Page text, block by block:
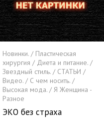
Новинки. / Пластическая
хирургия / Диета и питание. /
Звездный стиль. / СТАТЬИ /
Видео. / С чем носить. /
Высокая мода. / Я Женщина -
Разное
ЭКО без страха